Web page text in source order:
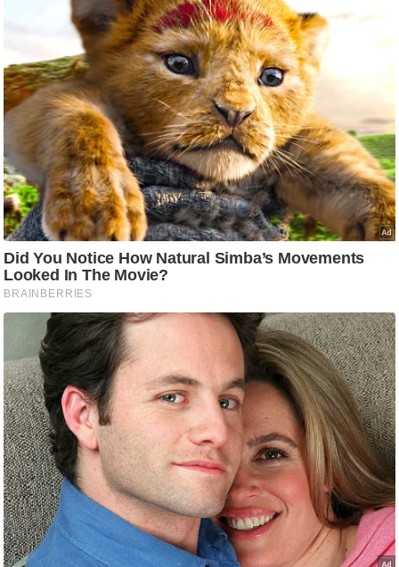
ब्यू
टी
फै
श
न
घ
रे
लू
नु
र्य
ट
न
स्थ
ल
फि
ट
ने
स